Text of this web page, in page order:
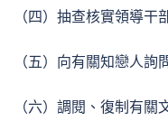
（四）抽查核實領導干
（五）向有關知戀人詢
（六）調閱、復制有關